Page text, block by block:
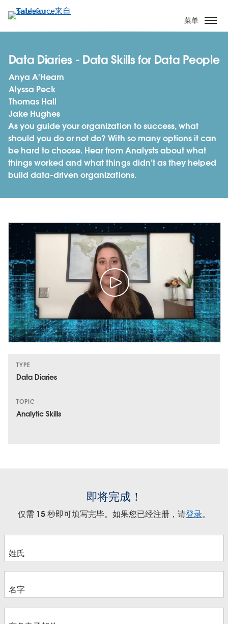
转
到
菜单
Data Diaries - Data Skills for Data People
Anya A'Hearn
Alyssa Peck
Thomas Hall
Jake Hughes
As you guide your organization to success, what
should you do or not do? With so many options it can
be hard to choose. Hear from Analysts about what
things worked and what things didn’t as they helped
build data-driven organizations.
TYPE
Data Diaries
TOPIC
Analytic Skills
即将完成！
仅需 15 秒即可填写完毕。如果您已经注册，请登录。